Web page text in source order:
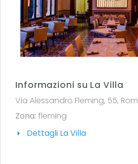
Informazioni su La Villa
Via Alessandro Fleming, 55,
Zona: fleming
Dettagli La Villa